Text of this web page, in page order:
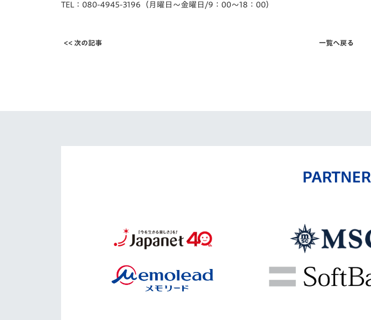
TEL：080-4945-3196（月曜日～金曜日/9：00～18：00）
<< 次の記事 一覧へ戻る
PARTNER